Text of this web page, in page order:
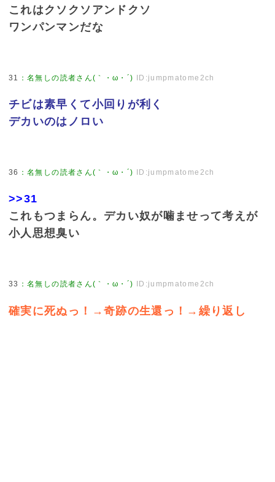
これはクソクソアンドクソ
ワンパンマンだな
31 ：名無しの読者さん(｀・ω・´) ID:jumpmatome2ch
チビは素早くて小回りが利く
デカいのはノロい
36 ：名無しの読者さん(｀・ω・´) ID:jumpmatome2ch
>>31
これもつまらん。デカい奴が噛ませって考えが
小人思想臭い
33 ：名無しの読者さん(｀・ω・´) ID:jumpmatome2ch
確実に死ぬっ！→奇跡の生還っ！→繰り返し